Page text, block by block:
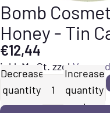
Bomb
Honey - Tin
€12,44
inkl. MwSt. zzgl.
Decrease
quantity
Increase
quantity